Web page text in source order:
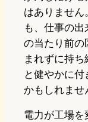
はありません
も、仕事の
の当たり前の
まれずに持
と健やかに
かもしれませ
電力が工場を